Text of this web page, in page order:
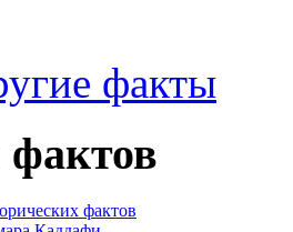
факты
фактов